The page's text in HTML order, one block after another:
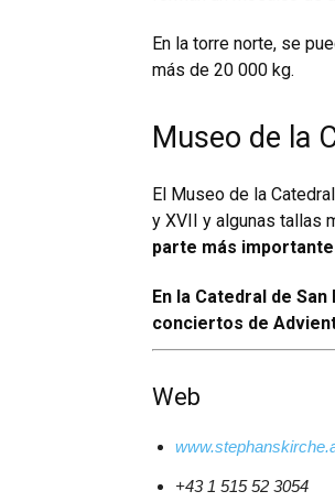
En la torre norte, se
más de 20 000 kg.
Museo de la
El Museo de la
y XVII y algunas tallas
parte más
En la Catedral de
conciertos de
Web
+43 1 515 52 3054